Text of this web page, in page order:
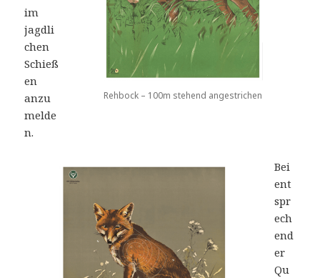
Rehbock – 100m stehend angestrichen
im
jagdli
chen
Schieß
en
anzu
melde
n.
Bei
ent
spr
ech
end
er
Qu